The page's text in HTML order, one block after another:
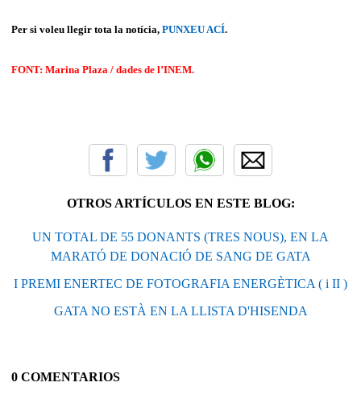
Per si voleu llegir tota la notícia, PUNXEU ACÍ.
FONT: Marina Plaza / dades de l’INEM.
OTROS ARTÍCULOS EN ESTE BLOG:
UN TOTAL DE 55 DONANTS (TRES NOUS), EN LA
MARATÓ DE DONACIÓ DE SANG DE GATA
I PREMI ENERTEC DE FOTOGRAFIA ENERGÈTICA ( i II )
GATA NO ESTÀ EN LA LLISTA D'HISENDA
0 COMENTARIOS